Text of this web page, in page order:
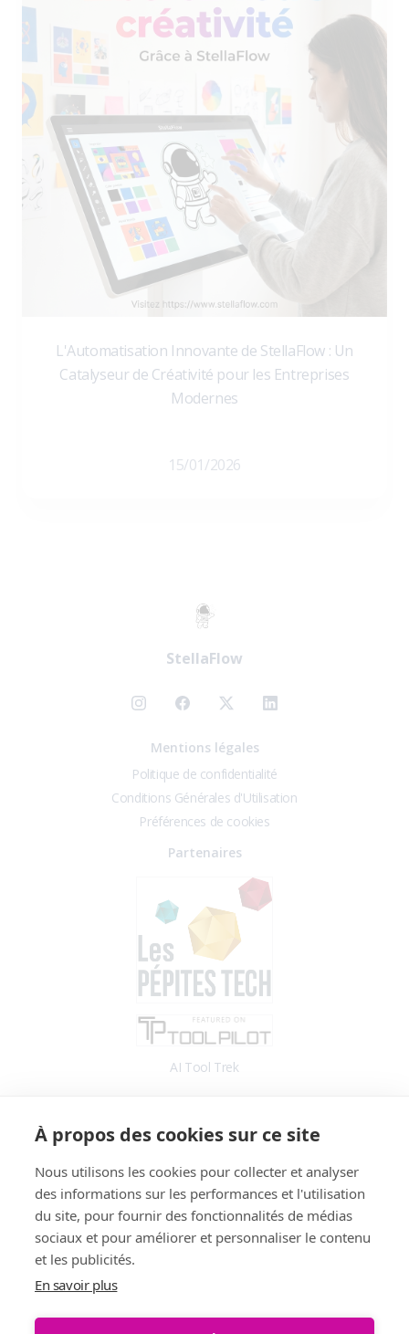
À propos des cookies sur ce site
Nous utilisons les cookies pour collecter et analyser
des informations sur les performances et l'utilisation
du site, pour fournir des fonctionnalités de médias
sociaux et pour améliorer et personnaliser le contenu
et les publicités.
En savoir plus
L'Automatisation Innovante de StellaFlow : Un
Catalyseur de Créativité pour les Entreprises
Modernes
15/01/2026
StellaFlow
Mentions légales
Politique de confidentialité
Conditions Générales d'Utilisation
Préférences de cookies
Partenaires
AI Tool Trek
Application
Informations
Fonctionnalités
FAQ